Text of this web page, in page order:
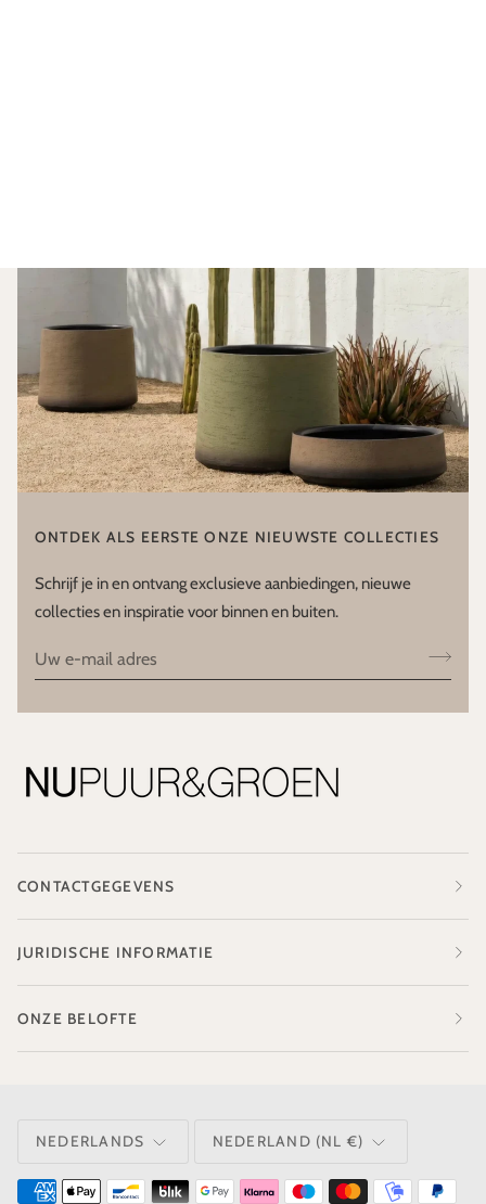
ONTDEK ALS EERSTE ONZE NIEUWSTE COLLECTIES
Schrijf je in en ontvang exclusieve aanbiedingen, nieuwe
collecties en inspiratie voor binnen en buiten.
CONTACTGEGEVENS
JURIDISCHE INFORMATIE
ONZE BELOFTE
NEDERLANDS NEDERLAND (NL €)